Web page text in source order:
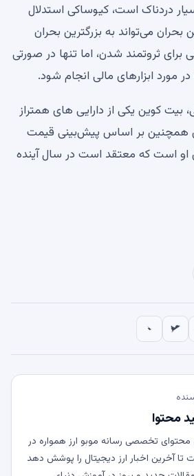
دردناک است، کیوساکی استدلال
بحران می‌تواند به بزرگترین بحران
ثروتمند شدن، اما تنها در صورتی
مورد ابزارهای مالی انجام شود.
بیت کوین یکی از دارایی های همتراز
همچنین بر اساس پیش‌بینی قیمت
او است که معتقد است در سال آینده
محتوا
محتوای تخصصی رسانه موبو ارز همواره در
تا آخرین اخبار ارز دیجیتال را پوشش دهد